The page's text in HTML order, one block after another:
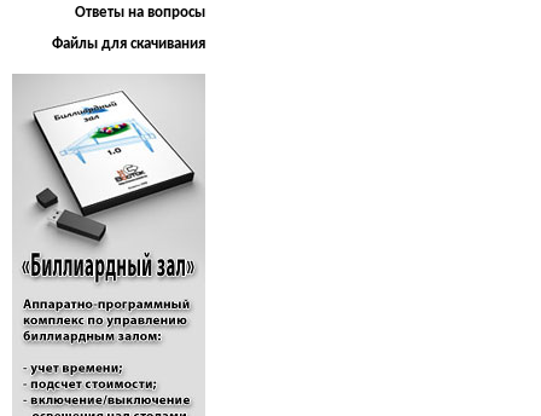
Ответы на вопросы
Файлы для скачивания